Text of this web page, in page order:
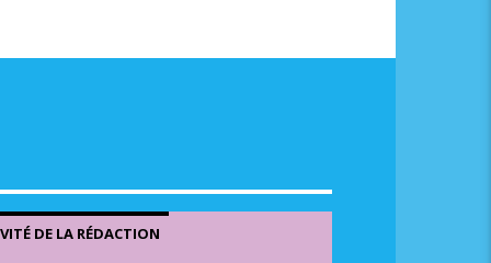
DE LA RÉDACTION